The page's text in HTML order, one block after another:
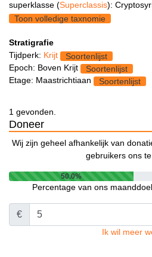
superklasse (Superclassis):
Toon volledige taxnomie
Stratigrafie
Tijdperk: Krijt
Soortenlijst
Epoch: Boven Krijt
Soortenlijst
Etage: Maastrichtiaan
Soortenlijst
1 gevonden.
Doneer
Wij zijn geheel afhankelijk van
gebruikers ons
50.0%
Percentage van ons
€
Ik wil meer